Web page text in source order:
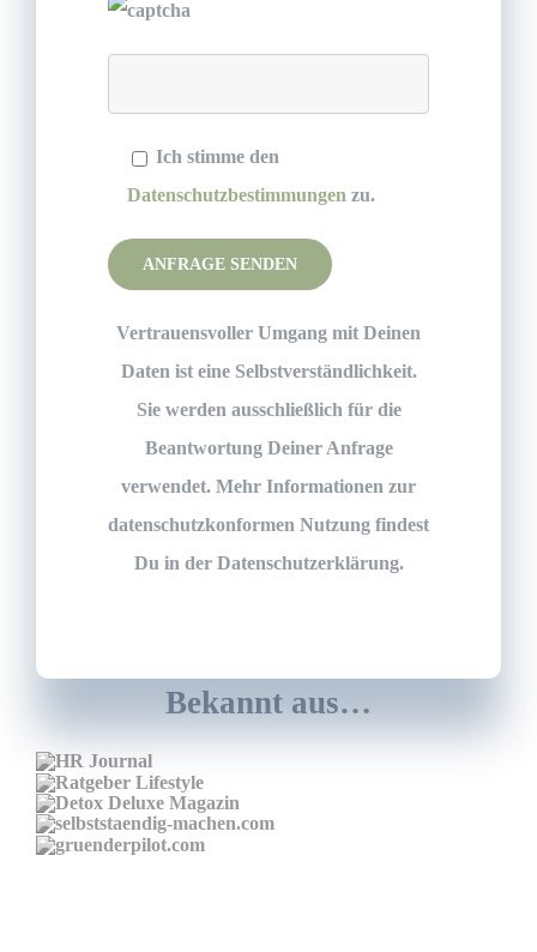
Ich stimme den
Datenschutzbestimmungen zu.
Please leave this field empty.
Vertrauensvoller Umgang mit Deinen
Daten ist eine Selbstverständlichkeit.
Sie werden ausschließlich für die
Beantwortung Deiner Anfrage
verwendet. Mehr Informationen zur
datenschutzkonformen Nutzung findest
Du in der Datenschutzerklärung.
Bekannt aus…